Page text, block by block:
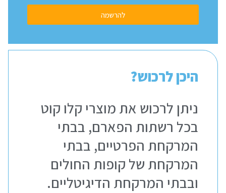
להרשמה
היכן לרכוש?
ניתן לרכוש את מוצרי קלו קוט
בכל רשתות הפארם, בבתי
המרקחת הפרטיים, בבתי
המרקחת של קופות החולים
ובבתי המרקחת הדיגיטליים.